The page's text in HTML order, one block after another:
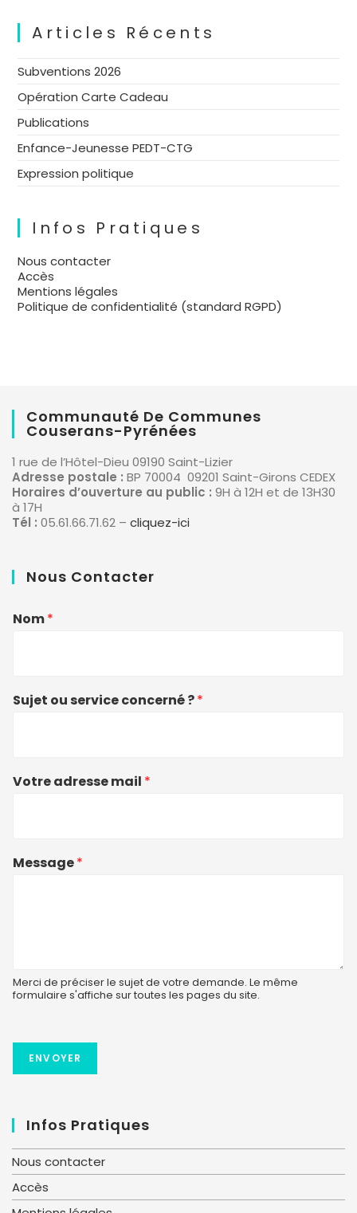
Articles Récents
Subventions 2026
Opération Carte Cadeau
Publications
Enfance-Jeunesse PEDT-CTG
Expression politique
Infos Pratiques
Nous contacter
Accès
Mentions légales
Politique de confidentialité (standard RGPD)
Communauté De Communes
Couserans-Pyrénées
1 rue de l’Hôtel-Dieu 09190 Saint-Lizier
Adresse postale : BP 70004 09201 Saint-Girons CEDEX
Horaires d’ouverture au public : 9H à 12H et de 13H30
à 17H
Tél : 05.61.66.71.62 – cliquez-ici
Nous Contacter
Nom*
Sujet ou service concerné ?*
Votre adresse mail *
Message*
Merci de préciser le sujet de votre demande. Le même
formulaire s'affiche sur toutes les pages du site.
ENVOYER
Infos Pratiques
Nous contacter
Accès